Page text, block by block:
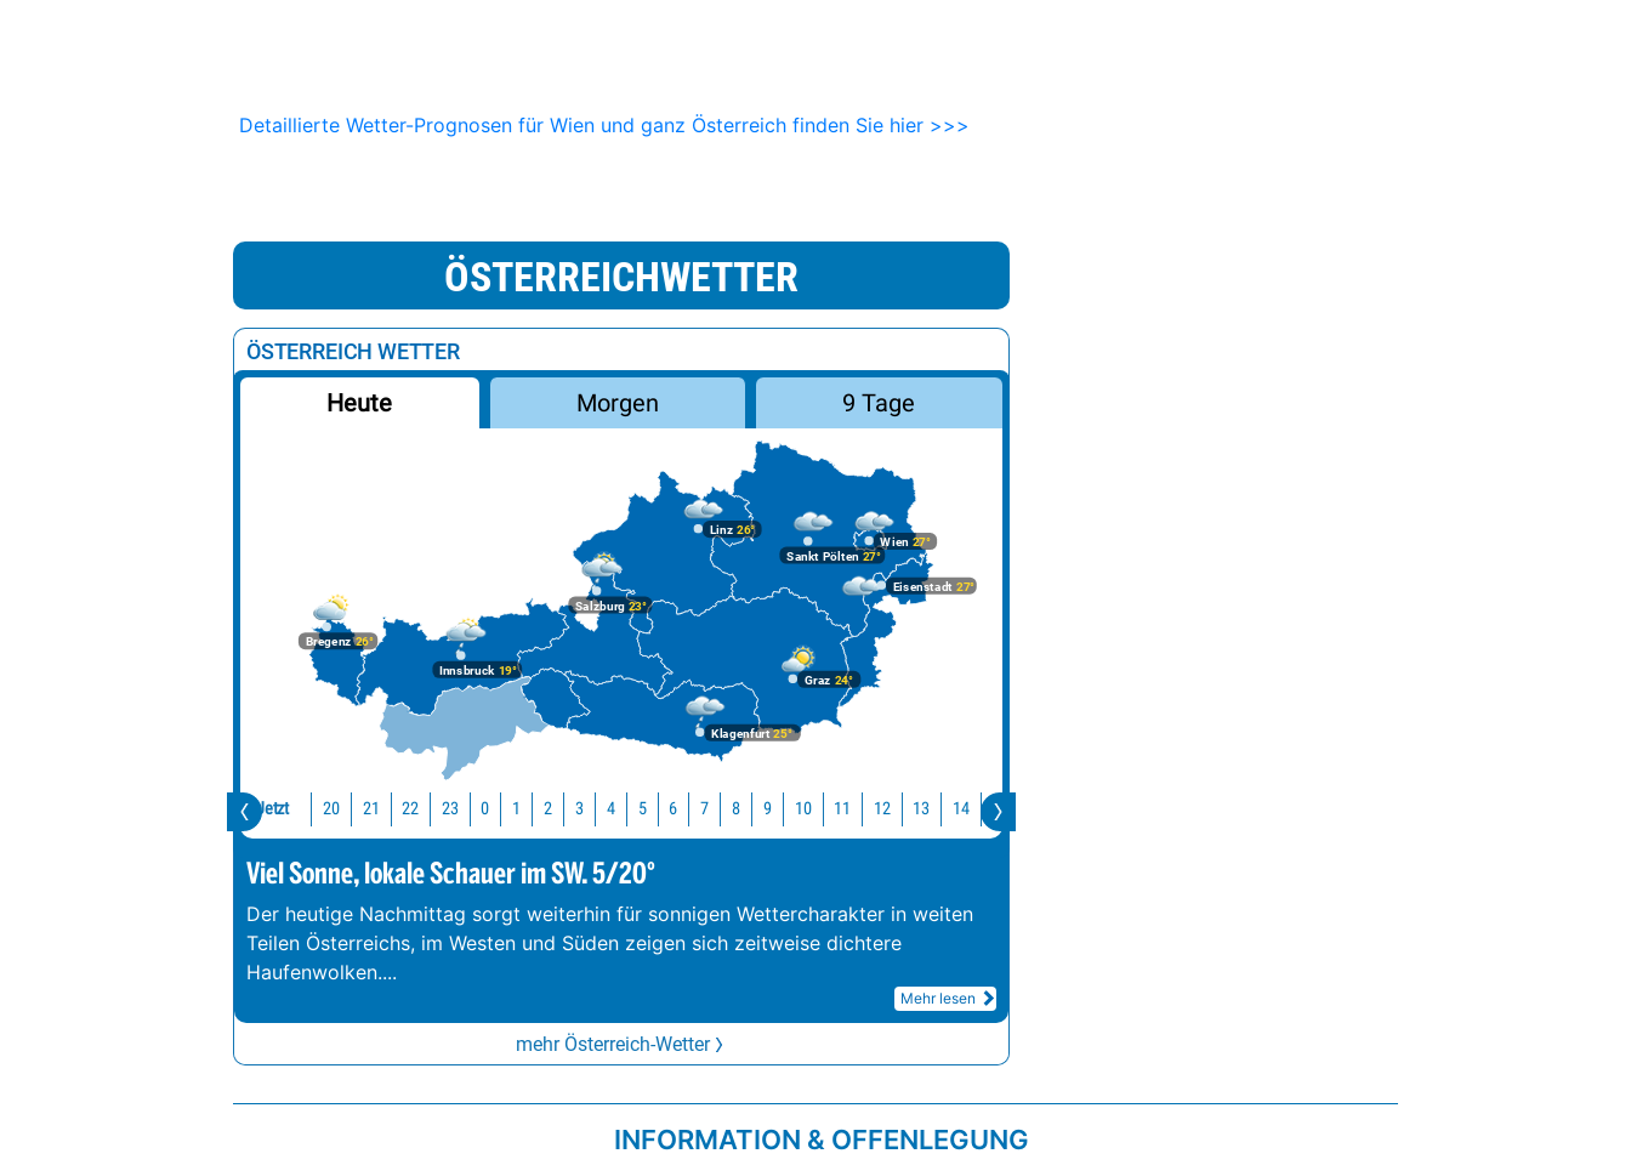
Detaillierte Wetter-Prognosen für Wien und ganz Österreich finden Sie hier >>>
ÖSTERREICHWETTER
ÖSTERREICH WETTER
Heute Morgen 9 Tage
Bregenz26°
Graz 24°
Innsbruck19°
Klagenfurt25°
Linz 26°
Salzburg23°
Wien 27°
Eisenstadt 27°
Sankt Pölten 27°
Jetzt 20 23 10 12 14
Viel Sonne, lokale Schauer im SW. 5/20°
Der heutige Nachmittag sorgt weiterhin für sonnigen Wettercharakter in weiten
Teilen Österreichs, im Westen und Süden zeigen sich zeitweise dichtere
Haufenwolken....
Mehr lesen
mehr Österreich-Wetter
INFORMATION & OFFENLEGUNG